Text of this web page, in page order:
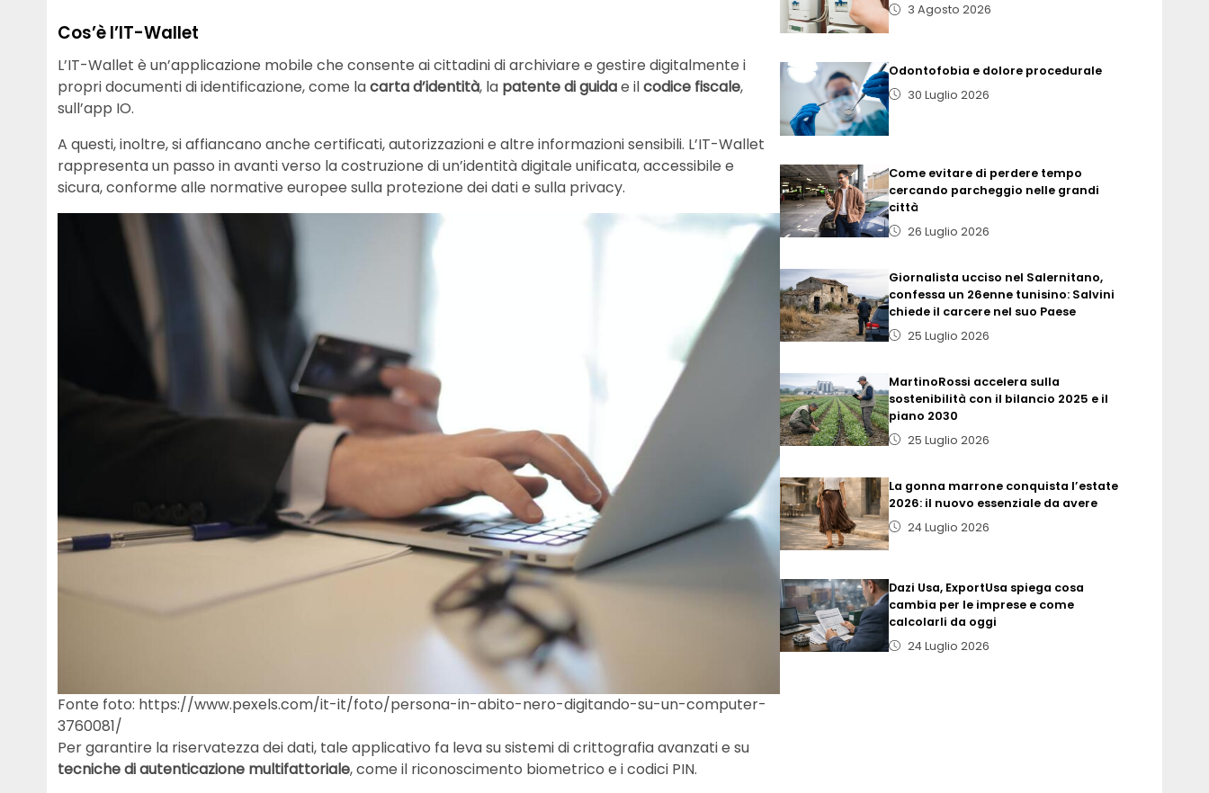
Cos’è l’IT-Wallet
L’IT-Wallet è un’applicazione mobile che consente ai cittadini di archiviare e gestire digitalmente i
propri documenti di identificazione, come lacarta d’identità, la patente di guidae ilcodice fiscale,
sull’app IO.
A questi, inoltre, si affiancano anche certificati, autorizzazioni e altre informazioni sensibili. L’IT-Wallet
rappresenta un passo in avanti verso la costruzione di un’identità digitale unificata, accessibile e
sicura, conforme alle normative europee sulla protezione dei dati e sulla privacy.
Fonte foto: https://www.pexels.com/it-it/foto/persona-in-abito-nero-digitando-su-un-computer-
3760081/
Per garantire la riservatezza dei dati, tale applicativo fa leva su sistemi di crittografia avanzati e su
tecniche di autenticazione multifattoriale, come il riconoscimento biometrico e i codici PIN.
3 Agosto 2026
Odontofobia e dolore procedurale
30 Luglio 2026
Come evitare di perdere tempo
cercando parcheggio nelle grandi
città
26 Luglio 2026
Giornalista ucciso nel Salernitano,
confessa un 26enne tunisino: Salvini
chiede il carcere nel suo Paese
25 Luglio 2026
MartinoRossi accelera sulla
sostenibilità con il bilancio 2025 e il
piano 2030
25 Luglio 2026
La gonna marrone conquista l’estate
2026: il nuovo essenziale da avere
24 Luglio 2026
Dazi Usa, ExportUsa spiega cosa
cambia per le imprese e come
calcolarli da oggi
24 Luglio 2026